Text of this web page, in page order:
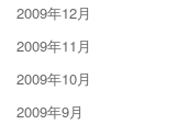
2009年12月
2009年11月
2009年10月
2009年9月